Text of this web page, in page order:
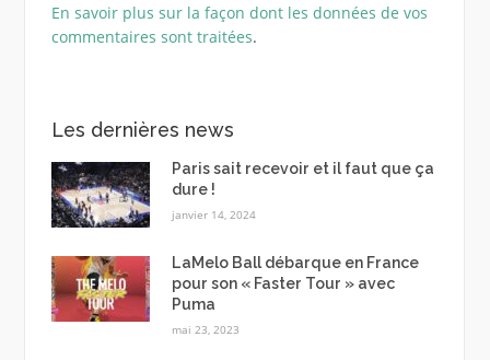
En savoir plus sur la façon dont les données de vos
commentaires sont traitées.
Les dernières news
Paris sait recevoir et il faut que ça
dure !
janvier 14, 2024
LaMelo Ball débarque en France
pour son « Faster Tour » avec
Puma
mai 23, 2023